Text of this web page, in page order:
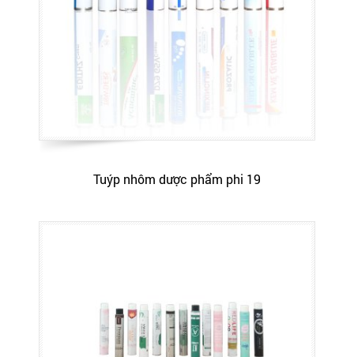
Tuýp nhôm dược phẩm phi 19